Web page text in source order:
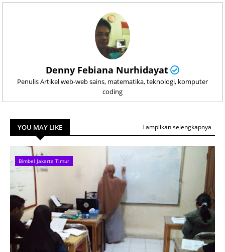
Denny Febiana Nurhidayat
Penulis Artikel web-web sains, matematika, teknologi, komputer
coding
YOU MAY LIKE Tampilkan selengkapnya
Bimbel Jakarta Timur